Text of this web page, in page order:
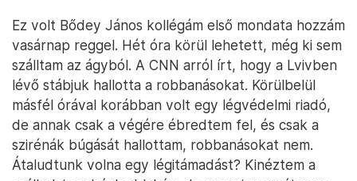
Ez volt Bődey János kollégám első mondata hozzám
vasárnap reggel. Hét óra körül lehetett, még ki sem
szálltam az ágyból. A CNN arról írt, hogy a Lvivben
lévő stábjuk hallotta a robbanásokat. Körülbelül
másfél órával korábban volt egy légvédelmi riadó,
de annak csak a végére ébredtem fel, és csak a
szirénák búgását hallottam, robbanásokat nem.
Átaludtunk volna egy légitámadást? Kinéztem a